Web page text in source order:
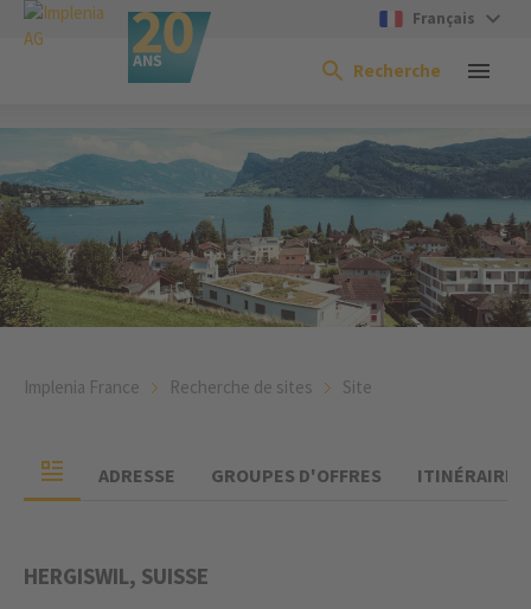
Français
Recherche
Implenia France Recherche de sites Site
ADRESSE GROUPES D'OFFRES ITINÉRAIRE
HERGISWIL, SUISSE